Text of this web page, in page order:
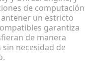
de computación
un estricto
garantiza
de manera
necesidad de